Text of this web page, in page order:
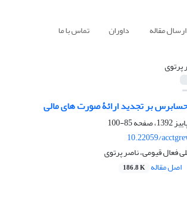
ارسال مقاله داوران تماس با ما
پرتوی
بر تجدید ارائۀ صورت های مالی
85-100
10.22059/
فعال قیومی، ناصر پرتوی
اصل مقاله 186.8 K